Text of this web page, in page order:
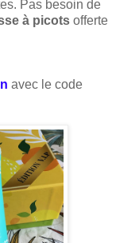
Pas besoin de
à picots offerte
avec le code